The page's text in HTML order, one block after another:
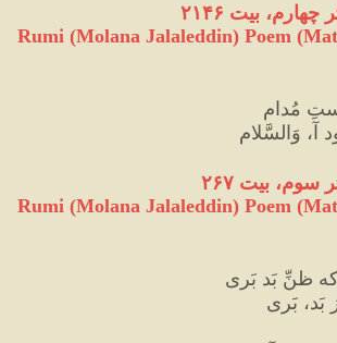
بیت ۲۱۴۶
Rumi (Molana Jalaleddin) Poem
مُدام
آ، وَالسَّلام
بیت ۲۶۷
Rumi (Molana Jalaleddin) Poem
ظنِّ بَد بَری
بَد، بَری